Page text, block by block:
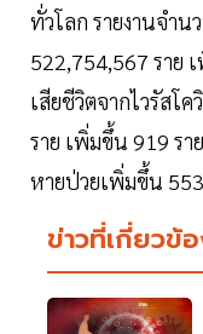
ทั่วโลก รายงานจำ
522,754,567 ราย
เสียชีวิตจากไวรัสโ
ราย เพิ่มขึ้น 919 รา
หายป่วยเพิ่มขึ้น
ข่าวที่เกี่ยวข้